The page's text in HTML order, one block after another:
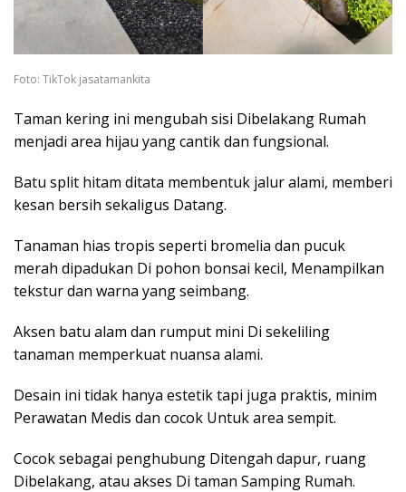
Foto: TikTok jasatamankita
Taman kering ini mengubah sisi Dibelakang Rumah
menjadi area hijau yang cantik dan fungsional.
Batu split hitam ditata membentuk jalur alami, memberi
kesan bersih sekaligus Datang.
Tanaman hias tropis seperti bromelia dan pucuk
merah dipadukan Di pohon bonsai kecil, Menampilkan
tekstur dan warna yang seimbang.
Aksen batu alam dan rumput mini Di sekeliling
tanaman memperkuat nuansa alami.
Desain ini tidak hanya estetik tapi juga praktis, minim
Perawatan Medis dan cocok Untuk area sempit.
Cocok sebagai penghubung Ditengah dapur, ruang
Dibelakang, atau akses Di taman Samping Rumah.